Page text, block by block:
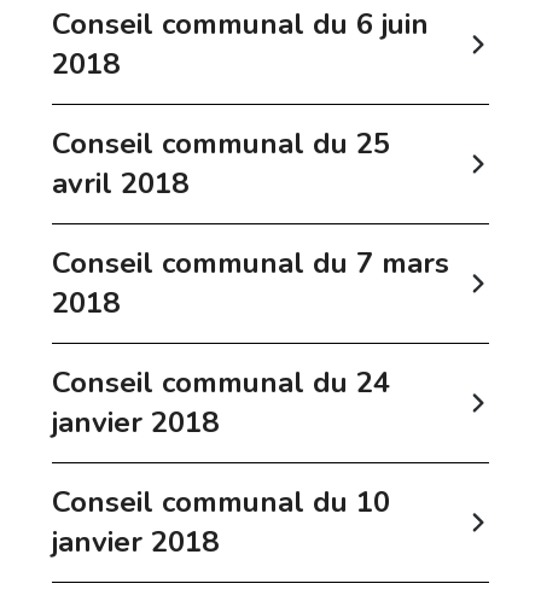
Conseil communal du 6 juin
2018
Conseil communal du 25
avril 2018
Conseil communal du 7 mars
2018
Conseil communal du 24
janvier 2018
Conseil communal du 10
janvier 2018